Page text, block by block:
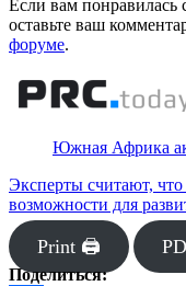
Если вам понравилась
оставьте ваш
форуме.
Южная Африка
Эксперты считают,
возможности для
Print 🖨
Поделиться: